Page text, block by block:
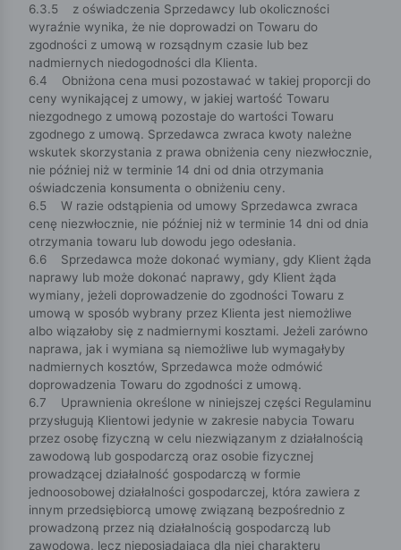
6.3.5 z oświadczenia Sprzedawcy lub okoliczności
wyraźnie wynika, że nie doprowadzi on Towaru do
zgodności z umową w rozsądnym czasie lub bez
nadmiernych niedogodności dla Klienta.
6.4 Obniżona cena musi pozostawać w takiej proporcji do
ceny wynikającej z umowy, w jakiej wartość Towaru
niezgodnego z umową pozostaje do wartości Towaru
zgodnego z umową. Sprzedawca zwraca kwoty należne
wskutek skorzystania z prawa obniżenia ceny niezwłocznie,
nie później niż w terminie 14 dni od dnia otrzymania
oświadczenia konsumenta o obniżeniu ceny.
6.5 W razie odstąpienia od umowy Sprzedawca zwraca
cenę niezwłocznie, nie później niż w terminie 14 dni od dnia
otrzymania towaru lub dowodu jego odesłania.
6.6 Sprzedawca może dokonać wymiany, gdy Klient żąda
naprawy lub może dokonać naprawy, gdy Klient żąda
wymiany, jeżeli doprowadzenie do zgodności Towaru z
umową w sposób wybrany przez Klienta jest niemożliwe
albo wiązałoby się z nadmiernymi kosztami. Jeżeli zarówno
naprawa, jak i wymiana są niemożliwe lub wymagałyby
nadmiernych kosztów, Sprzedawca może odmówić
doprowadzenia Towaru do zgodności z umową.
6.7 Uprawnienia określone w niniejszej części Regulaminu
przysługują Klientowi jedynie w zakresie nabycia Towaru
przez osobę fizyczną w celu niezwiązanym z działalnością
zawodową lub gospodarczą oraz osobie fizycznej
prowadzącej działalność gospodarczą w formie
jednoosobowej działalności gospodarczej, która zawiera z
innym przedsiębiorcą umowę związaną bezpośrednio z
prowadzoną przez nią działalnością gospodarczą lub
zawodową, lecz nieposiadającą dla niej charakteru